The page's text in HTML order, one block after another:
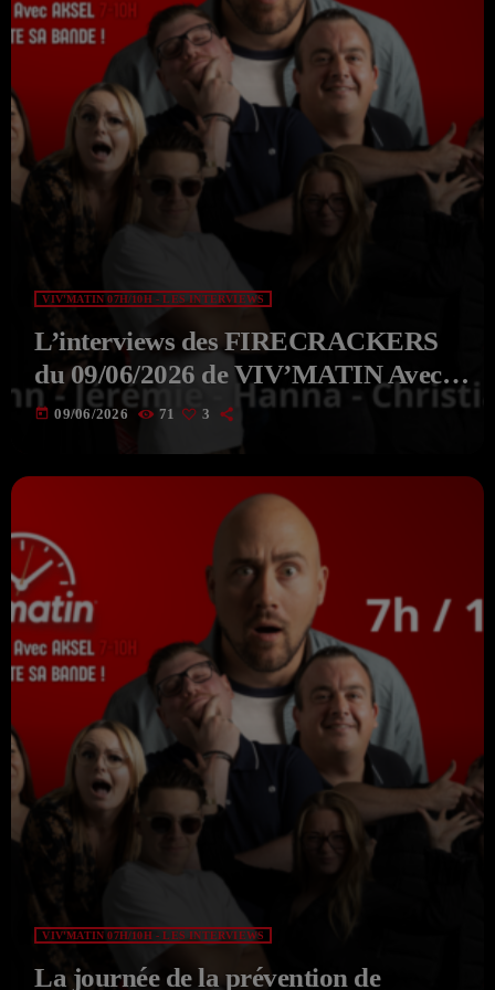
VIV'MATIN 07H/10H - LES INTERVIEWS
L’interviews des FIRECRACKERS
du 09/06/2026 de VIV’MATIN Avec
Aksel
today 09/06/2026 71 3
VIV'MATIN 07H/10H - LES INTERVIEWS
La journée de la prévention de